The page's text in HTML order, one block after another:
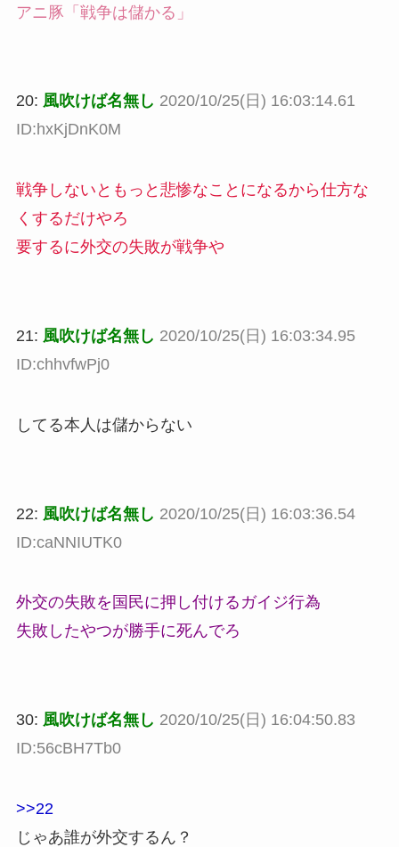
アニ豚「戦争は儲かる」
20: 風吹けば名無し 2020/10/25(日) 16:03:14.61
ID:hxKjDnK0M
戦争しないともっと悲惨なことになるから仕方な
くするだけやろ
要するに外交の失敗が戦争や
21: 風吹けば名無し 2020/10/25(日) 16:03:34.95
ID:chhvfwPj0
してる本人は儲からない
22: 風吹けば名無し 2020/10/25(日) 16:03:36.54
ID:caNNIUTK0
外交の失敗を国民に押し付けるガイジ行為
失敗したやつが勝手に死んでろ
30: 風吹けば名無し 2020/10/25(日) 16:04:50.83
ID:56cBH7Tb0
>>22
じゃあ誰が外交するん？